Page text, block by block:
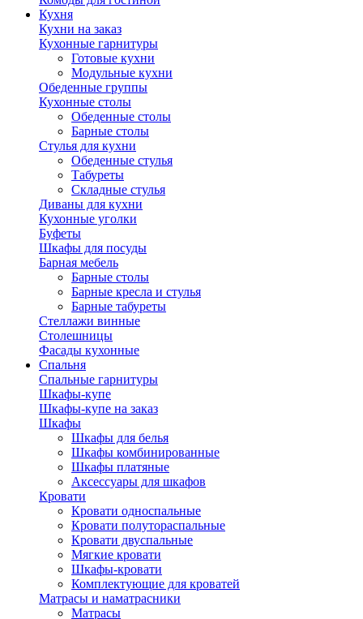
Кухня
Кухни на заказ
Кухонные гарнитуры
Готовые кухни
Модульные кухни
Обеденные группы
Кухонные столы
Обеденные столы
Барные столы
Стулья для кухни
Обеденные стулья
Табуреты
Складные стулья
Диваны для кухни
Кухонные уголки
Буфеты
Шкафы для посуды
Барная мебель
Барные столы
Барные кресла и стулья
Барные табуреты
Стеллажи винные
Столешницы
Фасады кухонные
Спальня
Спальные гарнитуры
Шкафы-купе
Шкафы-купе на заказ
Шкафы
Шкафы для белья
Шкафы комбинированные
Шкафы платяные
Аксессуары для шкафов
Кровати
Кровати односпальные
Кровати полутораспальные
Кровати двуспальные
Мягкие кровати
Шкафы-кровати
Комплектующие для кроватей
Матрасы и наматрасники
Матрасы